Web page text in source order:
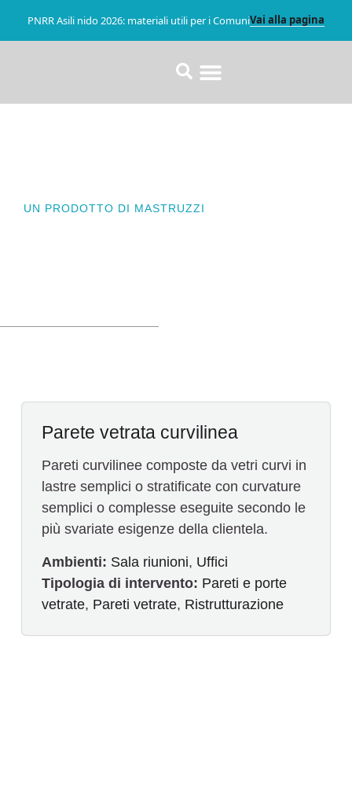
PNRR Asili nido 2026: materiali utili per i ComuniVai alla pagina
UN PRODOTTO DI MASTRUZZI
Parete vetrata curvilinea
Pareti curvilinee composte da vetri curvi in
lastre semplici o stratificate con curvature
semplici o complesse eseguite secondo le
più svariate esigenze della clientela.
Ambienti: Sala riunioni, Uffici
Tipologia di intervento: Pareti e porte
vetrate, Pareti vetrate, Ristrutturazione